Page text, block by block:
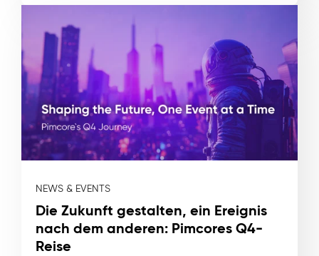
NEWS & EVENTS
Die Zukunft gestalten, ein Ereignis
nach dem anderen: Pimcores Q4-
Reise